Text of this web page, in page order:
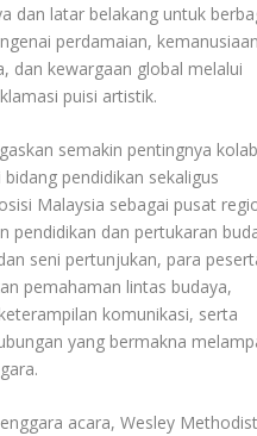
dan latar belakang untuk
perdamaian,
dan kewargaan global melalui
puisi artistik.
semakin pentingnya
pendidikan sekaligus
Malaysia sebagai pusat
pendidikan dan pertukaran
seni pertunjukan, para
pemahaman lintas budaya,
komunikasi, serta
yang bermakna
acara, Wesley